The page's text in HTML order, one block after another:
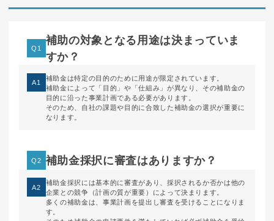
Q1
補助の対象となる用途は決まっていま
すか？
A1
補助金は特定の目的のために用途が限定されています。
補助金によって「目的」や「仕組み」が異なり、その補助金の
目的に沿った事業計画である必要があります。
そのため、自社の課題や目的に合致した補助金の選択が重要に
なります。
Q2 補助金採択に審査はありますか？
A2
補助金採択には基本的に審査があり、採択されるか否かは他の
企業との競争（計画の質が重要）によって決まります。
多くの補助金は、事業計画を提出し審査を受けることになりま
す。